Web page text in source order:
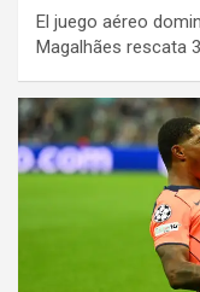
El juego aéreo
Magalhães rescata